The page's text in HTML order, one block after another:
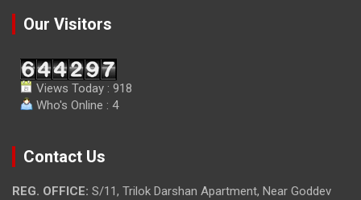
Our Visitors
Views Today : 918
Who's Online : 4
Contact Us
REG. OFFICE: S/11, Trilok Darshan Apartment, Near Goddev